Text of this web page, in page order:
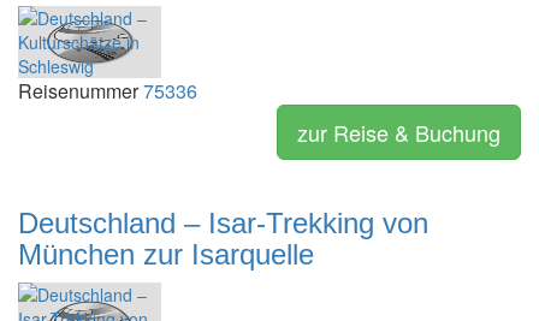
Reisenummer75336
zur Reise & Buchung
Deutschland – Isar-Trekking von
München zur Isarquelle